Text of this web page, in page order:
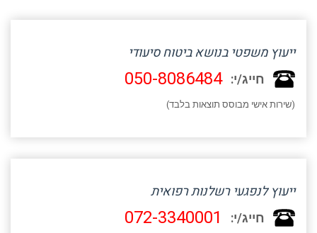
ייעוץ משפטי בנושא ביטוח סיעודי
חייג/י: 050-8086484
(שירות אישי מבוסס תוצאות בלבד)
ייעוץ לנפגעי רשלנות רפואית
חייג/י: 072-3340001